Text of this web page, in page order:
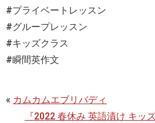
#プライベートレッスン
#グループレッスン
#キッズクラス
#瞬間英作文
« カムカムエブリバディ
『2022 春休み 英語漬け キッ